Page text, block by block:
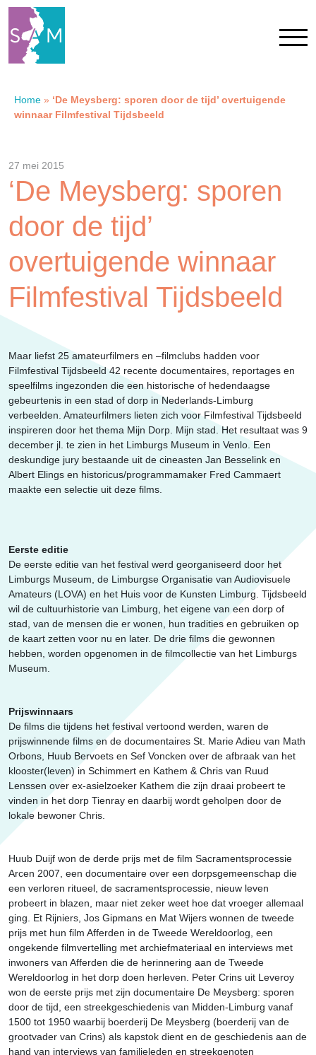
Home
Contact
SAM Limburg
Actueel
Overheid
Home » ‘De Meysberg: sporen door de tijd’ overtuigende
winnaar Filmfestival Tijdsbeeld
27 mei 2015
‘De Meysberg: sporen
door de tijd’
overtuigende winnaar
Filmfestival Tijdsbeeld
Maar liefst 25 amateurfilmers en –filmclubs hadden voor
Filmfestival Tijdsbeeld 42 recente documentaires, reportages en
speelfilms ingezonden die een historische of hedendaagse
gebeurtenis in een stad of dorp in Nederlands-Limburg
verbeelden. Amateurfilmers lieten zich voor Filmfestival Tijdsbeeld
inspireren door het thema Mijn Dorp. Mijn stad. Het resultaat was 9
december jl. te zien in het Limburgs Museum in Venlo. Een
deskundige jury bestaande uit de cineasten Jan Besselink en
Albert Elings en historicus/programmamaker Fred Cammaert
maakte een selectie uit deze films.
Eerste editie
De eerste editie van het festival werd georganiseerd door het
Limburgs Museum, de Limburgse Organisatie van Audiovisuele
Amateurs (LOVA) en het Huis voor de Kunsten Limburg. Tijdsbeeld
wil de cultuurhistorie van Limburg, het eigene van een dorp of
stad, van de mensen die er wonen, hun tradities en gebruiken op
de kaart zetten voor nu en later. De drie films die gewonnen
hebben, worden opgenomen in de filmcollectie van het Limburgs
Museum.
Prijswinnaars
De films die tijdens het festival vertoond werden, waren de
prijswinnende films en de documentaires St. Marie Adieu van Math
Orbons, Huub Bervoets en Sef Voncken over de afbraak van het
klooster(leven) in Schimmert en Kathem & Chris van Ruud
Lenssen over ex-asielzoeker Kathem die zijn draai probeert te
vinden in het dorp Tienray en daarbij wordt geholpen door de
lokale bewoner Chris.
Huub Duijf won de derde prijs met de film Sacramentsprocessie
Arcen 2007, een documentaire over een dorpsgemeenschap die
een verloren ritueel, de sacramentsprocessie, nieuw leven
probeert in blazen, maar niet zeker weet hoe dat vroeger allemaal
ging. Et Rijniers, Jos Gipmans en Mat Wijers wonnen de tweede
prijs met hun film Afferden in de Tweede Wereldoorlog, een
ongekende filmvertelling met archiefmateriaal en interviews met
inwoners van Afferden die de herinnering aan de Tweede
Wereldoorlog in het dorp doen herleven. Peter Crins uit Leveroy
won de eerste prijs met zijn documentaire De Meysberg: sporen
door de tijd, een streekgeschiedenis van Midden-Limburg vanaf
1500 tot 1950 waarbij boerderij De Meysberg (boerderij van de
grootvader van Crins) als kapstok dient en de geschiedenis aan de
hand van interviews van familieleden en streekgenoten